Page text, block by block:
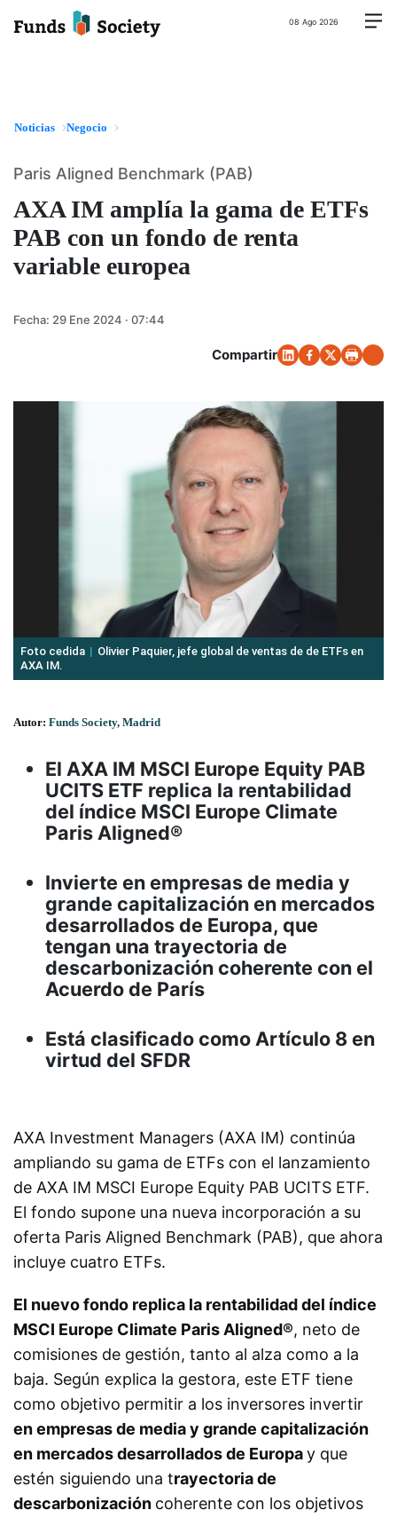
08 Ago 2026
Noticias Negocio
AXA IM amplía la gama de ETFs
PAB con un fondo de renta
variable europea
Paris Aligned Benchmark (PAB)
Fecha: 29 Ene 2024 · 07:44
Compartir
Foto cedida
Olivier Paquier, jefe global de ventas de de ETFs en
AXA IM.
Autor: Funds Society, Madrid
El AXA IM MSCI Europe Equity PAB
UCITS ETF replica la rentabilidad
del índice MSCI Europe Climate
Paris Aligned®
Invierte en empresas de media y
grande capitalización en mercados
desarrollados de Europa, que
tengan una trayectoria de
descarbonización coherente con el
Acuerdo de París
Está clasificado como Artículo 8 en
virtud del SFDR
AXA Investment Managers (AXA IM) continúa
ampliando su gama de ETFs con el lanzamiento
de AXA IM MSCI Europe Equity PAB UCITS ETF.
El fondo supone una nueva incorporación a su
oferta Paris Aligned Benchmark (PAB), que ahora
incluye cuatro ETFs.
El nuevo fondo replica la rentabilidad del índice
MSCI Europe Climate Paris Aligned®, neto de
comisiones de gestión, tanto al alza como a la
baja. Según explica la gestora, este ETF tiene
como objetivo permitir a los inversores invertir
en empresas de media y grande capitalización
en mercados desarrollados de Europay que
estén siguiendo una trayectoria de
descarbonización coherente con los objetivos